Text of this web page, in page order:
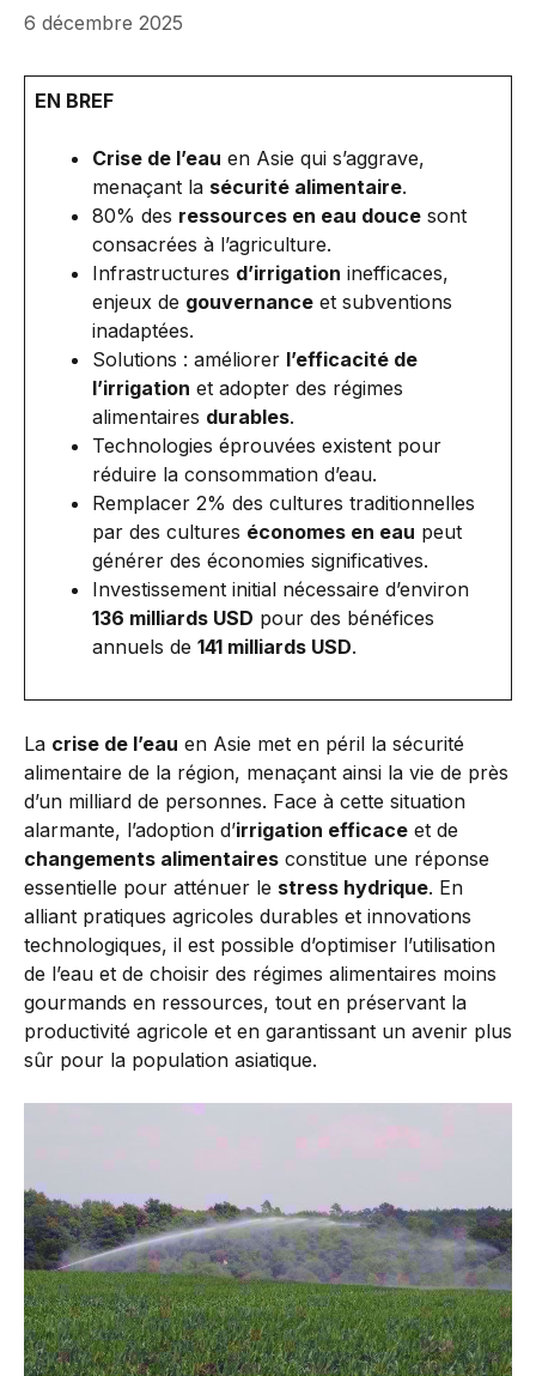
6 décembre 2025
EN BREF
Crise de l’eau en Asie qui s’aggrave,
menaçant la sécurité alimentaire.
80% des ressources en eau douce sont
consacrées à l’agriculture.
Infrastructures d’irrigation inefficaces,
enjeux de gouvernance et subventions
inadaptées.
Solutions : améliorer l’efficacité de
l’irrigation et adopter des régimes
alimentaires durables.
Technologies éprouvées existent pour
réduire la consommation d’eau.
Remplacer 2% des cultures traditionnelles
par des cultures économes en eau peut
générer des économies significatives.
Investissement initial nécessaire d’environ
136 milliards USD pour des bénéfices
annuels de 141 milliards USD.
La crise de l’eau en Asie met en péril la sécurité
alimentaire de la région, menaçant ainsi la vie de près
d’un milliard de personnes. Face à cette situation
alarmante, l’adoption d’irrigation efficace et de
changements alimentaires constitue une réponse
essentielle pour atténuer le stress hydrique. En
alliant pratiques agricoles durables et innovations
technologiques, il est possible d’optimiser l’utilisation
de l’eau et de choisir des régimes alimentaires moins
gourmands en ressources, tout en préservant la
productivité agricole et en garantissant un avenir plus
sûr pour la population asiatique.